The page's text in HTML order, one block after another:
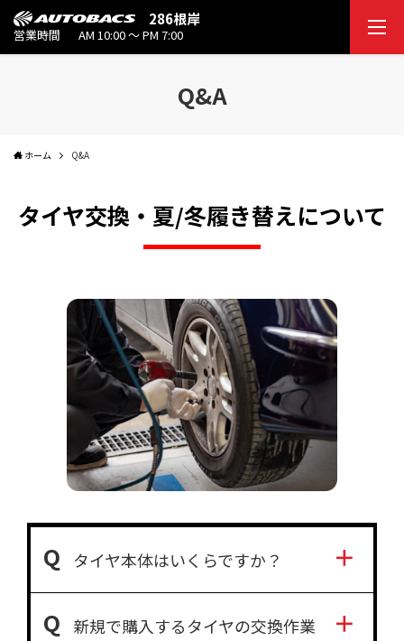
286根岸
営業時間 AM 10:00 ～ PM 7:00
Q&A
ホーム Q&A
タイヤ交換・夏/冬履き替えについて
タイヤ本体はいくらですか？
新規で購入するタイヤの交換作業